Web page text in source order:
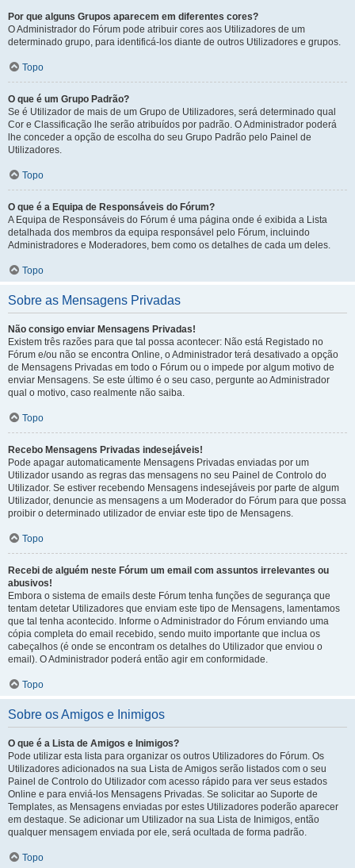
Por que alguns Grupos aparecem em diferentes cores?
O Administrador do Fórum pode atribuir cores aos Utilizadores de um
determinado grupo, para identificá-los diante de outros Utilizadores e grupos.
Topo
O que é um Grupo Padrão?
Se é Utilizador de mais de um Grupo de Utilizadores, será determinado qual
Cor e Classificação lhe serão atribuídos por padrão. O Administrador poderá
lhe conceder a opção de escolha do seu Grupo Padrão pelo Painel de
Utilizadores.
Topo
O que é a Equipa de Responsáveis do Fórum?
A Equipa de Responsáveis do Fórum é uma página onde é exibida a Lista
detalhada dos membros da equipa responsável pelo Fórum, incluindo
Administradores e Moderadores, bem como os detalhes de cada um deles.
Topo
Sobre as Mensagens Privadas
Não consigo enviar Mensagens Privadas!
Existem três razões para que tal possa acontecer: Não está Registado no
Fórum e/ou não se encontra Online, o Administrador terá desativado a opção
de Mensagens Privadas em todo o Fórum ou o impede por algum motivo de
enviar Mensagens. Se este último é o seu caso, pergunte ao Administrador
qual o motivo, caso realmente não saiba.
Topo
Recebo Mensagens Privadas indesejáveis!
Pode apagar automaticamente Mensagens Privadas enviadas por um
Utilizador usando as regras das mensagens no seu Painel de Controlo do
Utilizador. Se estiver recebendo Mensagens indesejáveis por parte de algum
Utilizador, denuncie as mensagens a um Moderador do Fórum para que possa
proibir o determinado utilizador de enviar este tipo de Mensagens.
Topo
Recebi de alguém neste Fórum um email com assuntos irrelevantes ou
abusivos!
Embora o sistema de emails deste Fórum tenha funções de segurança que
tentam detetar Utilizadores que enviam este tipo de Mensagens, lamentamos
que tal tenha acontecido. Informe o Administrador do Fórum enviando uma
cópia completa do email recebido, sendo muito importante que inclua os
cabeçalhos (é onde se encontram os detalhes do Utilizador que enviou o
email). O Administrador poderá então agir em conformidade.
Topo
Sobre os Amigos e Inimigos
O que é a Lista de Amigos e Inimigos?
Pode utilizar esta lista para organizar os outros Utilizadores do Fórum. Os
Utilizadores adicionados na sua Lista de Amigos serão listados com o seu
Painel de Controlo do Utilizador com acesso rápido para ver seus estados
Online e para enviá-los Mensagens Privadas. Se solicitar ao Suporte de
Templates, as Mensagens enviadas por estes Utilizadores poderão aparecer
em destaque. Se adicionar um Utilizador na sua Lista de Inimigos, então
qualquer mensagem enviada por ele, será ocultada de forma padrão.
Topo